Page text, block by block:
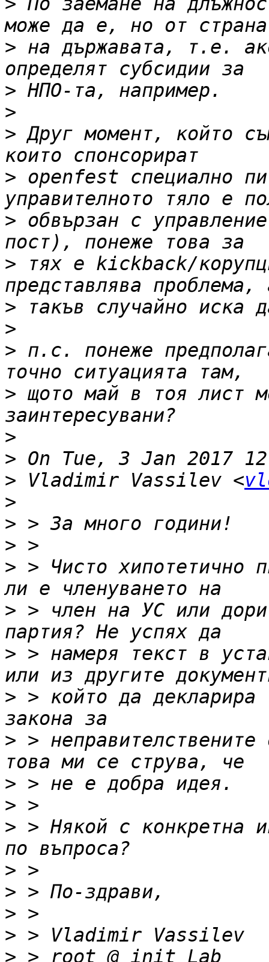
> на държавата, т.е.
>
>
> Друг момент, който
> openfest специално
> обвързан с
> тях е kickback/
>
>
> п.с. понеже
> щото май в тоя лист
>
>
> Vladimir Vassilev <
>
>
>
> > Чисто хипотетично
> > член на УС или дори
> > намеря текст в
> > който да
> >
>
>
> > Някой с конкретна
>
>
>
>
>